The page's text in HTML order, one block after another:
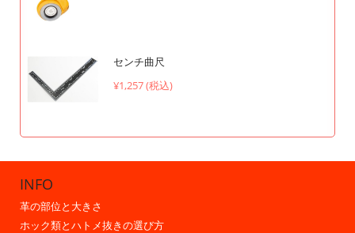
センチ曲尺
¥1,257 (税込)
INFO
革の部位と大きさ
ホック類とハトメ抜きの選び方